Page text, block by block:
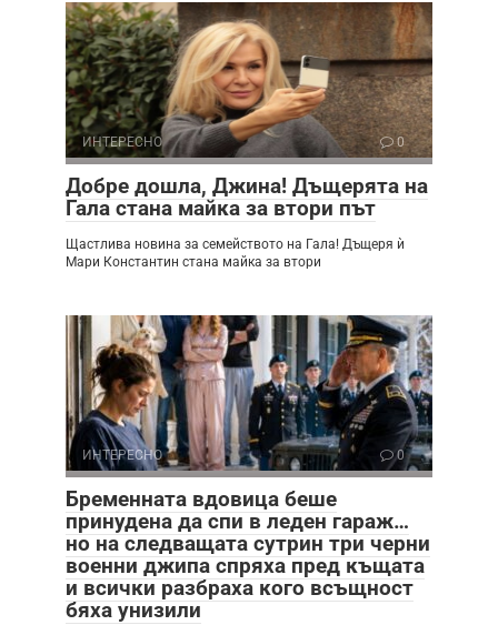
ИНТЕРЕСНО 0
Добре дошла, Джина! Дъщерята на
Гала стана майка за втори път
Щастлива новина за семейството на Гала! Дъщеря ѝ
Мари Константин стана майка за втори
ИНТЕРЕСНО 0
Бременната вдовица беше
принудена да спи в леден гараж…
но на следващата сутрин три черни
военни джипа спряха пред къщата
и всички разбраха кого всъщност
бяха унизили